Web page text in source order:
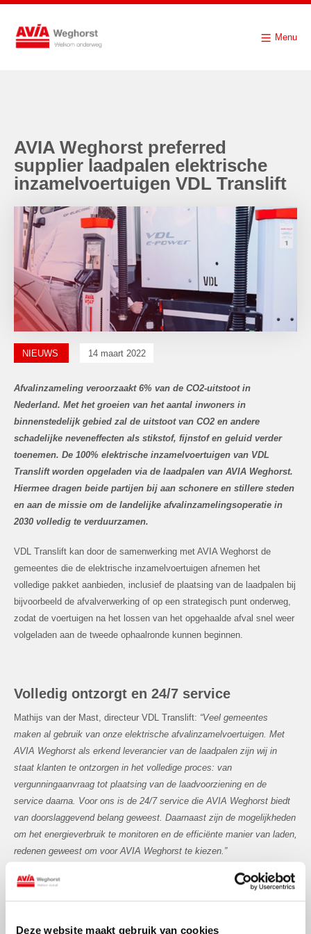
Deze website maakt gebruik van cookies
Menu
AVIA Weghorst preferred
supplier laadpalen elektrische
inzamelvoertuigen VDL Translift
NIEUWS 14 maart 2022
Afvalinzameling veroorzaakt 6% van de CO2-uitstoot in
Nederland. Met het groeien van het aantal inwoners in
binnenstedelijk gebied zal de uitstoot van CO2 en andere
schadelijke neveneffecten als stikstof, fijnstof en geluid verder
toenemen. De 100% elektrische inzamelvoertuigen van VDL
Translift worden opgeladen via de laadpalen van AVIA Weghorst.
Hiermee dragen beide partijen bij aan schonere en stillere steden
en aan de missie om de landelijke afvalinzamelingsoperatie in
2030 volledig te verduurzamen.
VDL Translift kan door de samenwerking met AVIA Weghorst de
gemeentes die de elektrische inzamelvoertuigen afnemen het
volledige pakket aanbieden, inclusief de plaatsing van de laadpalen bij
bijvoorbeeld de afvalverwerking of op een strategisch punt onderweg,
zodat de voertuigen na het lossen van het opgehaalde afval snel weer
volgeladen aan de tweede ophaalronde kunnen beginnen.
Volledig ontzorgt en 24/7 service
Mathijs van der Mast, directeur VDL Translift: “Veel gemeentes
maken al gebruik van onze elektrische afvalinzamelvoertuigen. Met
AVIA Weghorst als erkend leverancier van de laadpalen zijn wij in
staat klanten te ontzorgen in het volledige proces: van
vergunningaanvraag tot plaatsing van de laadvoorziening en de
service daarna. Voor ons is de 24/7 service die AVIA Weghorst biedt
van doorslaggevend belang geweest. Daarnaast zijn de mogelijkheden
om het energieverbruik te monitoren en de efficiënte manier van laden,
redenen geweest om voor AVIA Weghorst te kiezen.”